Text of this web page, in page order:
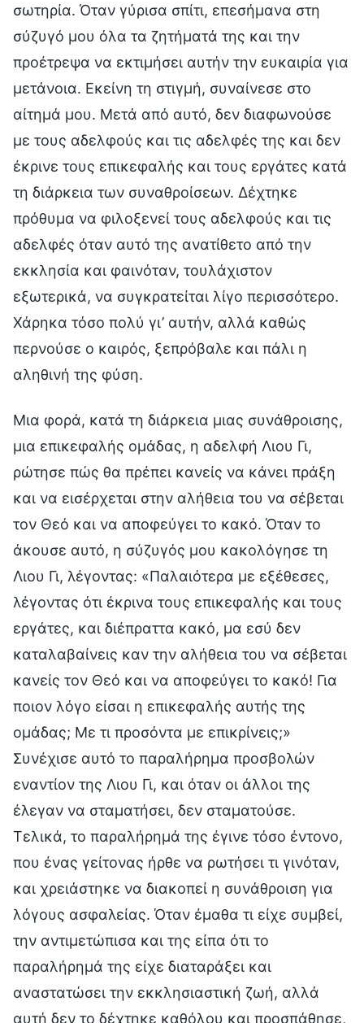
σωτηρία. Όταν γύρισα σπίτι, επεσήμανα στη
σύζυγό μου όλα τα ζητήματά της και την
προέτρεψα να εκτιμήσει αυτήν την ευκαιρία για
μετάνοια. Εκείνη τη στιγμή, συναίνεσε στο
αίτημά μου. Μετά από αυτό, δεν διαφωνούσε
με τους αδελφούς και τις αδελφές της και δεν
έκρινε τους επικεφαλής και τους εργάτες κατά
τη διάρκεια των συναθροίσεων. Δέχτηκε
πρόθυμα να φιλοξενεί τους αδελφούς και τις
αδελφές όταν αυτό της ανατίθετο από την
εκκλησία και φαινόταν, τουλάχιστον
εξωτερικά, να συγκρατείται λίγο περισσότερο.
Χάρηκα τόσο πολύ γι’ αυτήν, αλλά καθώς
περνούσε ο καιρός, ξεπρόβαλε και πάλι η
αληθινή της φύση.
Μια φορά, κατά τη διάρκεια μιας συνάθροισης,
μια επικεφαλής ομάδας, η αδελφή Λιου Γι,
ρώτησε πώς θα πρέπει κανείς να κάνει πράξη
και να εισέρχεται στην αλήθεια του να σέβεται
τον Θεό και να αποφεύγει το κακό. Όταν το
άκουσε αυτό, η σύζυγός μου κακολόγησε τη
Λιου Γι, λέγοντας: «Παλαιότερα με εξέθεσες,
λέγοντας ότι έκρινα τους επικεφαλής και τους
εργάτες, και διέπραττα κακό, μα εσύ δεν
καταλαβαίνεις καν την αλήθεια του να σέβεται
κανείς τον Θεό και να αποφεύγει το κακό! Για
ποιον λόγο είσαι η επικεφαλής αυτής της
ομάδας; Με τι προσόντα με επικρίνεις;»
Συνέχισε αυτό το παραλήρημα προσβολών
εναντίον της Λιου Γι, και όταν οι άλλοι της
έλεγαν να σταματήσει, δεν σταματούσε.
Τελικά, το παραλήρημά της έγινε τόσο έντονο,
που ένας γείτονας ήρθε να ρωτήσει τι γινόταν,
και χρειάστηκε να διακοπεί η συνάθροιση για
λόγους ασφαλείας. Όταν έμαθα τι είχε συμβεί,
την αντιμετώπισα και της είπα ότι το
παραλήρημά της είχε διαταράξει και
αναστατώσει την εκκλησιαστική ζωή, αλλά
αυτή δεν το δέχτηκε καθόλου και προσπάθησε,